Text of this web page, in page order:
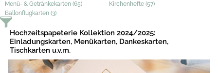
Menü- & Getränkekarten (65)
Kirchenhefte (57)
Ballonflugkarten (3)
Hochzeitspapeterie Kollektion 2024/2025:
Einladungskarten, Menükarten, Dankeskarten,
Tischkarten u.v.m.